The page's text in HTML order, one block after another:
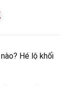
Hé lộ khối